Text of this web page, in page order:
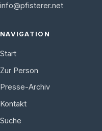
info@pfisterer.net
NAVIGATION
Start
Zur Person
Presse-Archiv
Kontakt
Suche